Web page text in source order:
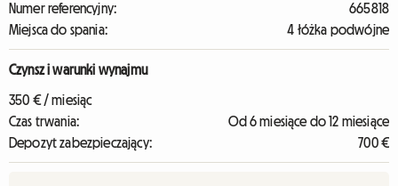
Numer referencyjny:
665818
Miejsca do spania:
4 łóżka podwójne
Czynsz i warunki wynajmu
350 € / miesiąc
Czas trwania:
Od 6 miesiące do 12 miesiące
Depozyt zabezpieczający:
700 €